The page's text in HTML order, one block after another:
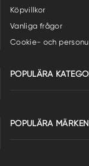
Köpvillkor
Vanliga frågor
Cookie- och
POPULÄRA
POPULÄRA MÄRKEN